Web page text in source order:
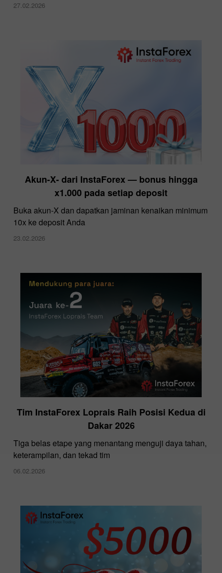
27.02.2026
Akun-X‑ dari InstaForex — bonus hingga
x1.000 pada setiap deposit
Buka akun‑X dan dapatkan jaminan kenaikan minimum
10x ke deposit Anda
23.02.2026
Tim InstaForex Loprais Raih Posisi Kedua di
Dakar 2026
Tiga belas etape yang menantang menguji daya tahan,
keterampilan, dan tekad tim
06.02.2026